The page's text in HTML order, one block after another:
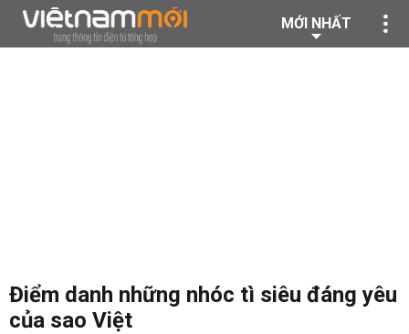
MỚI NHẤT
Điểm danh những nhóc tì siêu đáng yêu
của sao Việt